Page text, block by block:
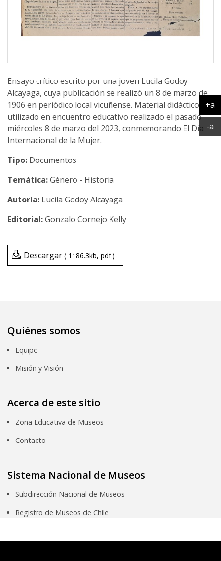
Ensayo crítico escrito por una joven Lucila Godoy
Alcayaga, cuya publicación se realizó un 8 de marzo de
1906 en periódico local vicuñense. Material didáctico
utilizado en encuentro educativo realizado el pasado
miércoles 8 de marzo del 2023, conmemorando El Día
Internacional de la Mujer.
Tipo: Documentos
Temática:Género - Historia
Lucila Godoy Alcayaga
Gonzalo Cornejo Kelly
Descargar 1186.3kb pdf
Quiénes somos
Equipo
Misión y Visión
Acerca de este sitio
Zona Educativa de Museos
Contacto
Sistema Nacional de Museos
Subdirección Nacional de Museos
Registro de Museos de Chile
+a
-a